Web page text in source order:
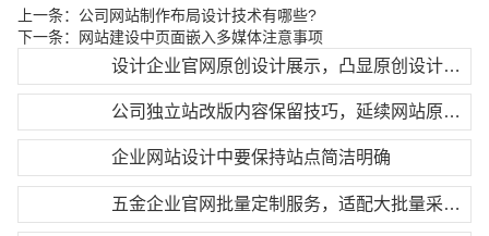
上一条： 公司网站制作布局设计技术有哪些?
下一条：
网站建设中页面嵌入多媒体注意事项
设计企业官网原创设计展示，凸显原创设计核心优势
公司独立站改版内容保留技巧，延续网站原有权重
企业网站设计中要保持站点简洁明确
五金企业官网批量定制服务，适配大批量采购需求